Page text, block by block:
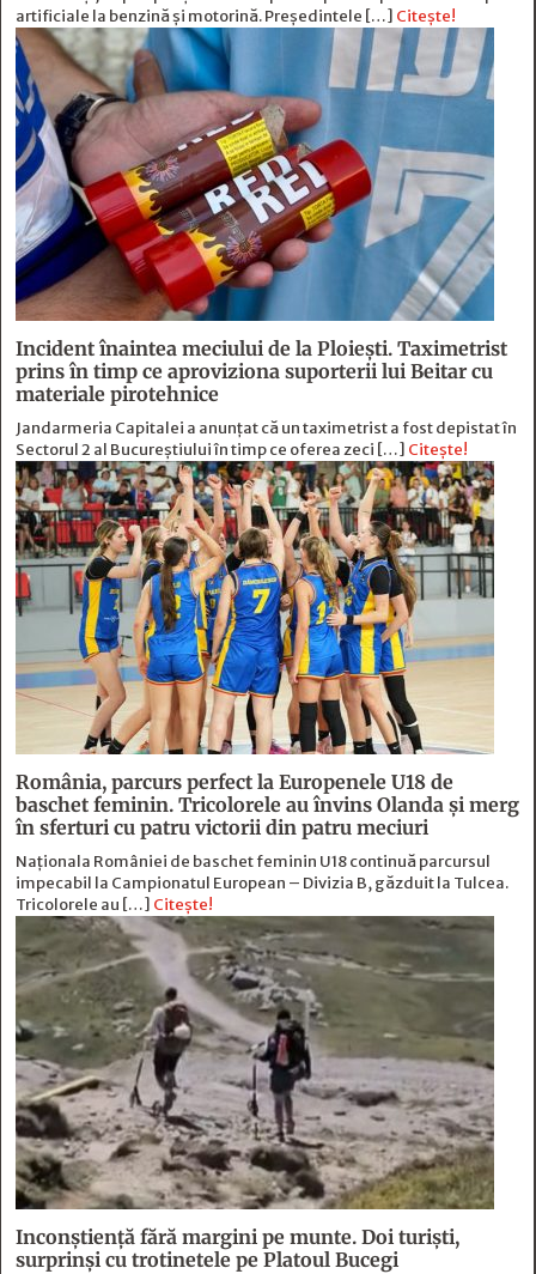
artificiale la benzină și motorină. Președintele […] Citește!
Incident înaintea meciului de la Ploiești. Taximetrist
prins în timp ce aproviziona suporterii lui Beitar cu
materiale pirotehnice
Jandarmeria Capitalei a anunțat că un taximetrist a fost depistat în
Sectorul 2 al Bucureștiului în timp ce oferea zeci […] Citește!
România, parcurs perfect la Europenele U18 de
baschet feminin. Tricolorele au învins Olanda și merg
în sferturi cu patru victorii din patru meciuri
Naționala României de baschet feminin U18 continuă parcursul
impecabil la Campionatul European – Divizia B, găzduit la Tulcea.
Tricolorele au […] Citește!
Inconștiență fără margini pe munte. Doi turiști,
surprinși cu trotinetele pe Platoul Bucegi